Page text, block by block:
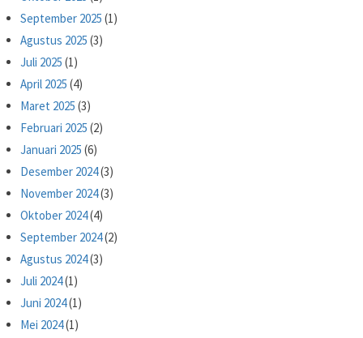
September 2025 (1)
Agustus 2025 (3)
Juli 2025 (1)
April 2025 (4)
Maret 2025 (3)
Februari 2025 (2)
Januari 2025 (6)
Desember 2024(3)
November 2024(3)
Oktober 2024(4)
September 2024(2)
Agustus 2024(3)
Juli 2024(1)
Juni 2024(1)
Mei 2024(1)